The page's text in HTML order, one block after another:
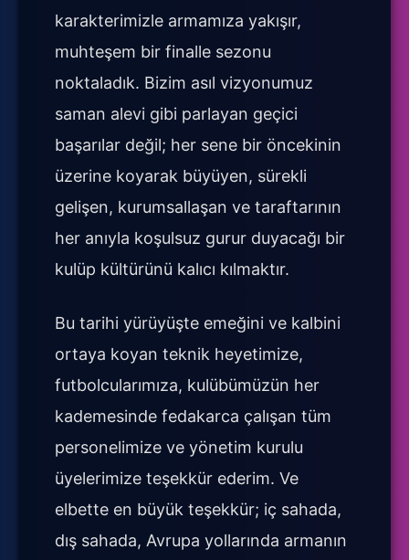
karakterimizle armamıza yakışır,
muhteşem bir finalle sezonu
noktaladık. Bizim asıl vizyonumuz
saman alevi gibi parlayan geçici
başarılar değil; her sene bir öncekinin
üzerine koyarak büyüyen, sürekli
gelişen, kurumsallaşan ve taraftarının
her anıyla koşulsuz gurur duyacağı bir
kulüp kültürünü kalıcı kılmaktır.
Bu tarihi yürüyüşte emeğini ve kalbini
ortaya koyan teknik heyetimize,
futbolcularımıza, kulübümüzün her
kademesinde fedakarca çalışan tüm
personelimize ve yönetim kurulu
üyelerimize teşekkür ederim. Ve
elbette en büyük teşekkür; iç sahada,
dış sahada, Avrupa yollarında armanın